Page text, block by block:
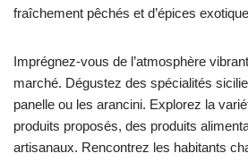
fraîchement pêchés et d’épices
Imprégnez-vous de l’atmosphère
marché. Dégustez des spécialités
panelle ou les arancini. Explorez la
produits proposés, des produits
artisanaux. Rencontrez les habitants